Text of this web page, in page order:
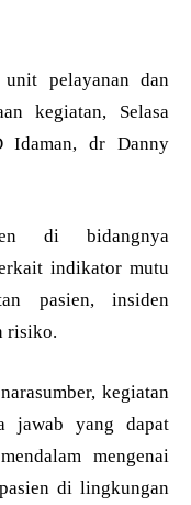
pelayanan dan
kegiatan, Selasa
Idaman, dr Danny
di bidangnya
indikator mutu
pasien, insiden
risiko.
kegiatan
jawab yang dapat
mengenai
di lingkungan